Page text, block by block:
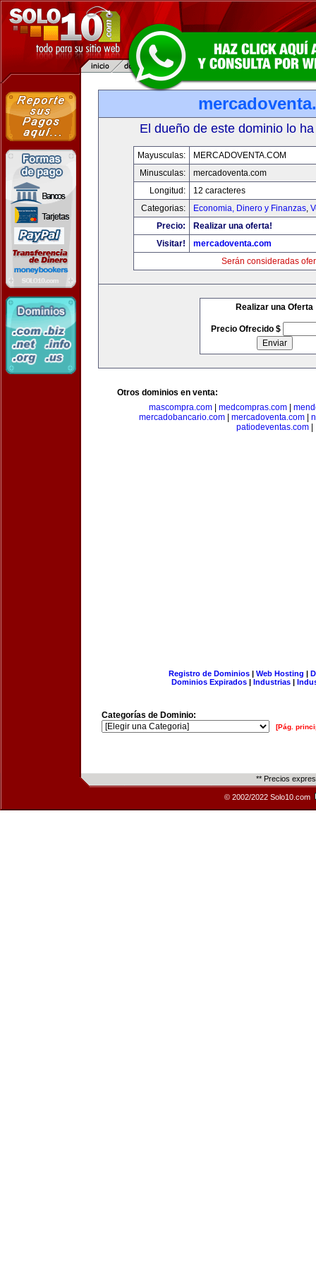
El dueño de este dominio lo
Mayusculas:
MERCADOVENTA.COM
Minusculas:
mercadoventa.com
Longitud:
12 caracteres
Categorias:
Economia, Dinero y Finanzas,
Precio:
Realizar una oferta!
Visitar!
mercadoventa.com
Serán consideradas
Realizar una Oferta
Precio Ofrecido $
Otros dominios en venta:
mascompra.com| medcompras.com|
mercadobancario.com| mercadoventa.com|
patiodeventas.com|
Registro de Dominios| Web Hosting |
Dominios Expirados | Industrias |
Categorías de Dominio:
[Pág.
** Precios
© 2002/2022 Solo10.com